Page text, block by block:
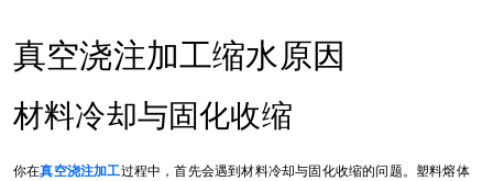
真空浇注加工缩水原因
材料冷却与固化收缩
你在真空浇注加工过程中，首先会遇到材料冷却与固化收缩的问题。塑料熔体